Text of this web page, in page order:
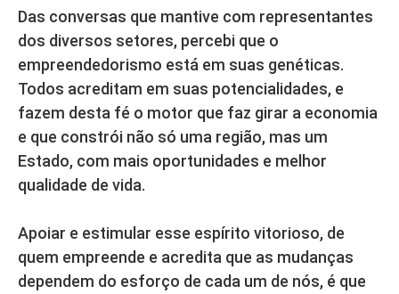
Das conversas que mantive com representantes
dos diversos setores, percebi que o
empreendedorismo está em suas genéticas.
Todos acreditam em suas potencialidades, e
fazem desta fé o motor que faz girar a economia
e que constrói não só uma região, mas um
Estado, com mais oportunidades e melhor
qualidade de vida.
Apoiar e estimular esse espírito vitorioso, de
quem empreende e acredita que as mudanças
dependem do esforço de cada um de nós, é que